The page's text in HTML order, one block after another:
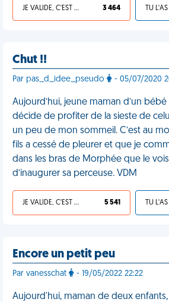
JE VALIDE, C'EST UNE VDM 3 464
Chut !!
Par pas_d_idee_pseudo - 05/07/2020
Aujourd’hui, jeune maman d’un
décide de profiter de la sieste de
un peu de mon sommeil. C’est au
fils a cessé de pleurer et que je
dans les bras de Morphée que le
d’inaugurer sa perceuse. VDM
JE VALIDE, C'EST UNE VDM 5 541
Encore un petit peu
Par vanesschat - 19/05/2022 22:22
Aujourd'hui, maman de deux enfants,